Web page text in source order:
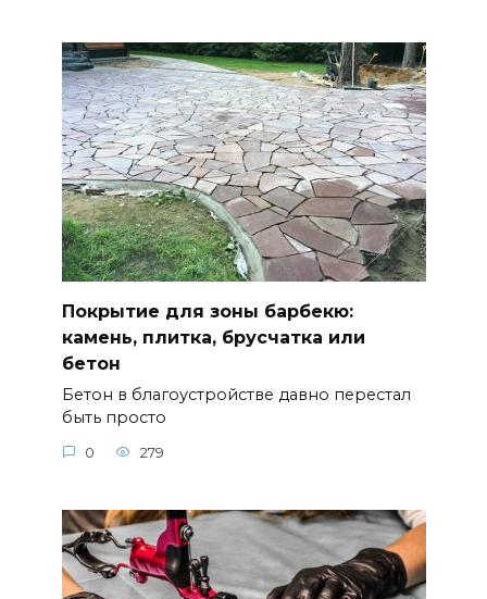
Покрытие для зоны барбекю:
камень, плитка, брусчатка или
бетон
Бетон в благоустройстве давно перестал
быть просто
0 279